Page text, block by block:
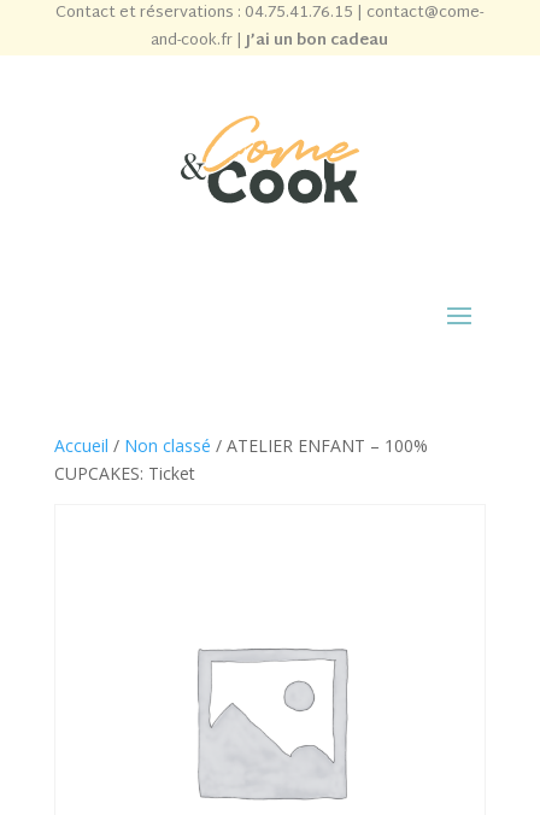
Contact et réservations : 04.75.41.76.15 | contact@come-
and-cook.fr|J’ai un bon cadeau
Accueil / Non classé / ATELIER ENFANT – 100%
CUPCAKES: Ticket